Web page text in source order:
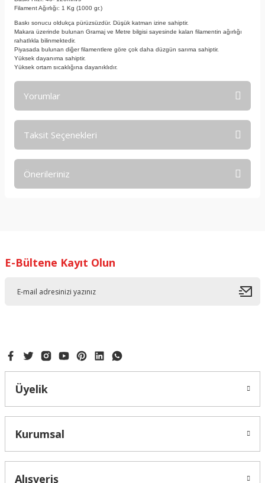
Filament Ağırlığı: 1 Kg (1000 gr.)
Baskı sonucu oldukça pürüzsüzdür. Düşük katman izine sahiptir.
Makara üzerinde bulunan Gramaj ve Metre bilgisi sayesinde kalan filamentin ağırlığı
rahatlıkla bilinmektedir.
Piyasada bulunan diğer filamentlere göre çok daha düzgün sarıma sahiptir.
Yüksek dayanıma sahiptir.
Yüksek ortam sıcaklığına dayanıklıdır.
Yorumlar
Taksit Seçenekleri
Önerileriniz
Ürün resmi kalitesiz, bozuk veya görüntülenemiyor.
E-Bültene Kayıt Olun
Üyelik
Kurumsal
Alışveriş